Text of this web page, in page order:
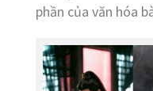
phần của văn hóa